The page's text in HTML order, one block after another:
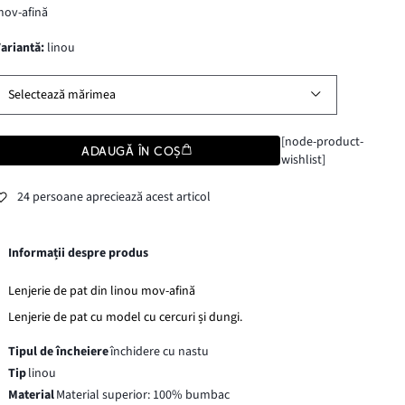
afină
variantă: linou
Selectează mărimea
ADAUGĂ ÎN COȘ
[node-product-
wishlist]
24 persoane apreciează acest articol
Informații despre produs
Lenjerie de pat din linou mov-afină
Lenjerie de pat cu model cu cercuri și dungi.
Tipul de încheiereînchidere cu nastu
Tiplinou
MaterialMaterial superior: 100% bumbac